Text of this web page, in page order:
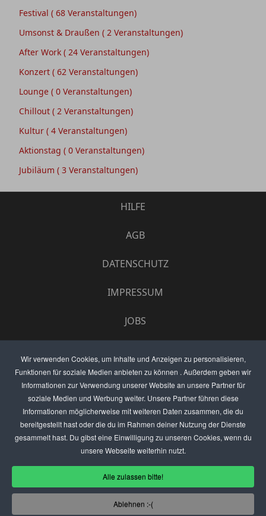
Wir verwenden Cookies, um Inhalte und Anzeigen zu personalisieren,
Funktionen für soziale Medien anbieten zu können . Außerdem geben wir
Informationen zur Verwendung unserer Website an unsere Partner für
soziale Medien und Werbung weiter. Unsere Partner führen diese
Informationen möglicherweise mit weiteren Daten zusammen, die du
bereitgestellt hast oder die du im Rahmen deiner Nutzung der Dienste
gesammelt hast. Du gibst eine Einwilligung zu unseren Cookies, wenn du
unsere Webseite weiterhin nutzt.
Alle zulassen bitte!
Ablehnen :-(
Festival ( 68 Veranstaltungen)
Umsonst & Draußen ( 2 Veranstaltungen)
After Work ( 24 Veranstaltungen)
Konzert ( 62 Veranstaltungen)
Lounge ( 0 Veranstaltungen)
Chillout ( 2 Veranstaltungen)
Kultur ( 4 Veranstaltungen)
Aktionstag ( 0 Veranstaltungen)
Jubiläum ( 3 Veranstaltungen)
HILFE
AGB
DATENSCHUTZ
IMPRESSUM
JOBS
ANZEIGEN PREISE
BEWERTET UNS
KONTAKT
THEMENVORSCHLAG
DEIN LOKAL VORSTELLEN